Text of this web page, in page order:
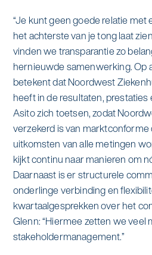
“Je kunt geen goede relatie met
het achterste van je tong laat
vinden we transparantie zo
hernieuwde samenwerking. Op
betekent dat Noordwest
heeft in de resultaten, prestaties
Asito zich toetsen, zodat
verzekerd is van
uitkomsten van alle metingen
kijkt continu naar manieren om
Daarnaast is er structurele
onderlinge verbinding en
kwartaalgesprekken over het
Glenn: “Hiermee zetten we veel
stakeholdermanagement.”